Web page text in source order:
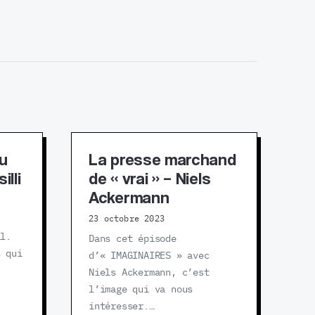
qui
La presse marchand
de « vrai » – Niels
Ackermann
23 octobre 2023
Dans cet épisode
d’« IMAGINAIRES » avec
Niels Ackermann, c’est
l’image qui va nous
intéresser.…